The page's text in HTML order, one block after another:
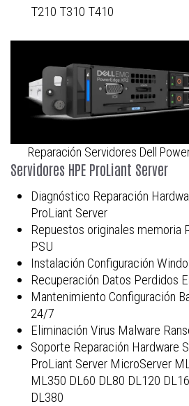
T210 T310 T410
Reparación Servidores Dell
Servidores HPE ProLiant Server
Diagnóstico Reparación
ProLiant Server
Repuestos originales memoria
PSU
Instalación Configuración
Recuperación Datos Perdidos
Mantenimiento Configuración
24/7
Eliminación Virus Malware
Soporte Reparación Hardware
ProLiant Server MicroServer
ML350 DL60 DL80 DL120
DL380